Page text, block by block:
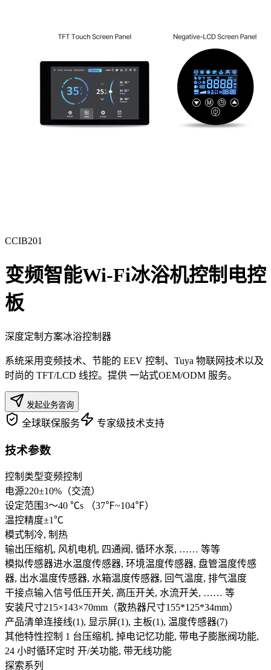
CCIB201
变频智能Wi-Fi冰浴机控制电控
板
深度定制方案冰浴控制器
系统采用变频技术、节能的 EEV 控制、Tuya 物联网技术以及
时尚的 TFT/LCD 线控。提供 一站式OEM/ODM 服务。
发起业务咨询
全球联保服务 专家级技术支持
技术参数
控制类型变频控制
电源220±10%（交流）
设定范围3～40 ℃s （37℉~104℉）
温控精度±1℃
模式制冷, 制热
输出压缩机, 风机电机, 四通阀, 循环水泵, …… 等等
模拟传感器进水温度传感器, 环境温度传感器, 盘管温度传感
器, 出水温度传感器, 水箱温度传感器, 回气温度, 排气温度
干接点输入信号低压开关, 高压开关, 水流开关, …… 等
安装尺寸215×143×70mm（散热器尺寸155*125*34mm）
产品清单连接线(1), 显示屏(1), 主板(1), 温度传感器(7)
其他特性控制 1 台压缩机, 掉电记忆功能, 带电子膨胀阀功能,
24 小时循环定时 开/关功能, 带无线功能
探索系列